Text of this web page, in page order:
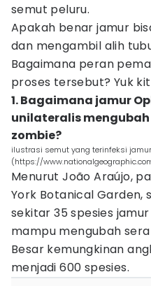
semut peluru.
Apakah benar jamur
dan mengambil alih
Bagaimana peran
proses tersebut? Yuk
1. Bagaimana jamur
unilateralis
zombie?
ilustrasi semut yang terinfeksi
(https://
Menurut João Araújo,
York Botanical Garden,
sekitar 35 spesies jamur
mampu mengubah
Besar kemungkinan
menjadi 600 spesies.